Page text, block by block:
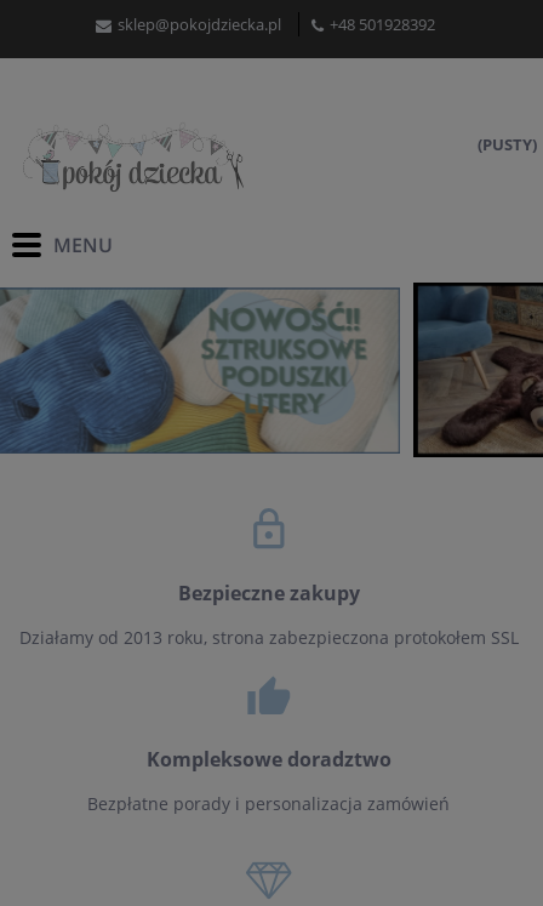
sklep@pokojdziecka.pl +48 501928392
(PUSTY)
Bezpieczne zakupy
Działamy od 2013 roku, strona zabezpieczona protokołem SSL
Kompleksowe doradztwo
Bezpłatne porady i personalizacja zamówień